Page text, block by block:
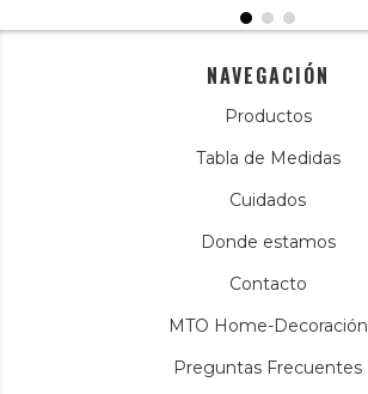
NAVEGACIÓN
Productos
Tabla de Medidas
Cuidados
Donde estamos
Contacto
MTO Home-Decoración
Preguntas Frecuentes